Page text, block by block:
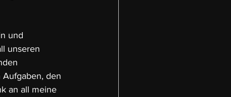
und
unseren
den
an all meine